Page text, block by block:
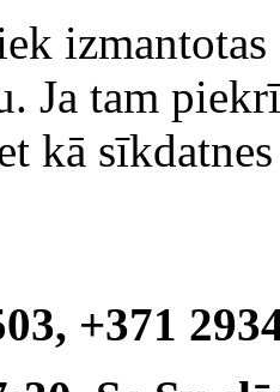
Ja tam
kā
+371